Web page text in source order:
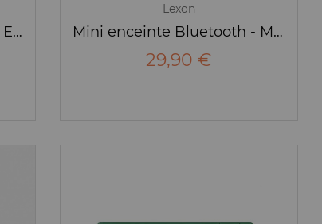
BOÎTE À OEUFS X6 sable – EGGS TO GO MINI – BIO ORGANIC – KOZIOL
Lexon
Mini enceinte Bluetooth - Mino - Bronze - Lexon
29,90 €